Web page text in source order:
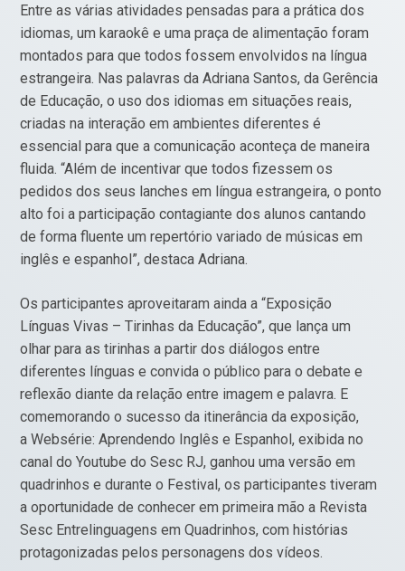
Entre as várias atividades pensadas para a prática dos
idiomas, um karaokê e uma praça de alimentação foram
montados para que todos fossem envolvidos na língua
estrangeira. Nas palavras da Adriana Santos, da Gerência
de Educação, o uso dos idiomas em situações reais,
criadas na interação em ambientes diferentes é
essencial para que a comunicação aconteça de maneira
fluida. “Além de incentivar que todos fizessem os
pedidos dos seus lanches em língua estrangeira, o ponto
alto foi a participação contagiante dos alunos cantando
de forma fluente um repertório variado de músicas em
inglês e espanhol”, destaca Adriana.
Os participantes aproveitaram ainda a “Exposição
Línguas Vivas – Tirinhas da Educação”, que lança um
olhar para as tirinhas a partir dos diálogos entre
diferentes línguas e convida o público para o debate e
reflexão diante da relação entre imagem e palavra. E
comemorando o sucesso da itinerância da exposição,
a Websérie: Aprendendo Inglês e Espanhol, exibida no
canal do Youtube do Sesc RJ, ganhou uma versão em
quadrinhos e durante o Festival, os participantes tiveram
a oportunidade de conhecer em primeira mão a Revista
Sesc Entrelinguagens em Quadrinhos, com histórias
protagonizadas pelos personagens dos vídeos.